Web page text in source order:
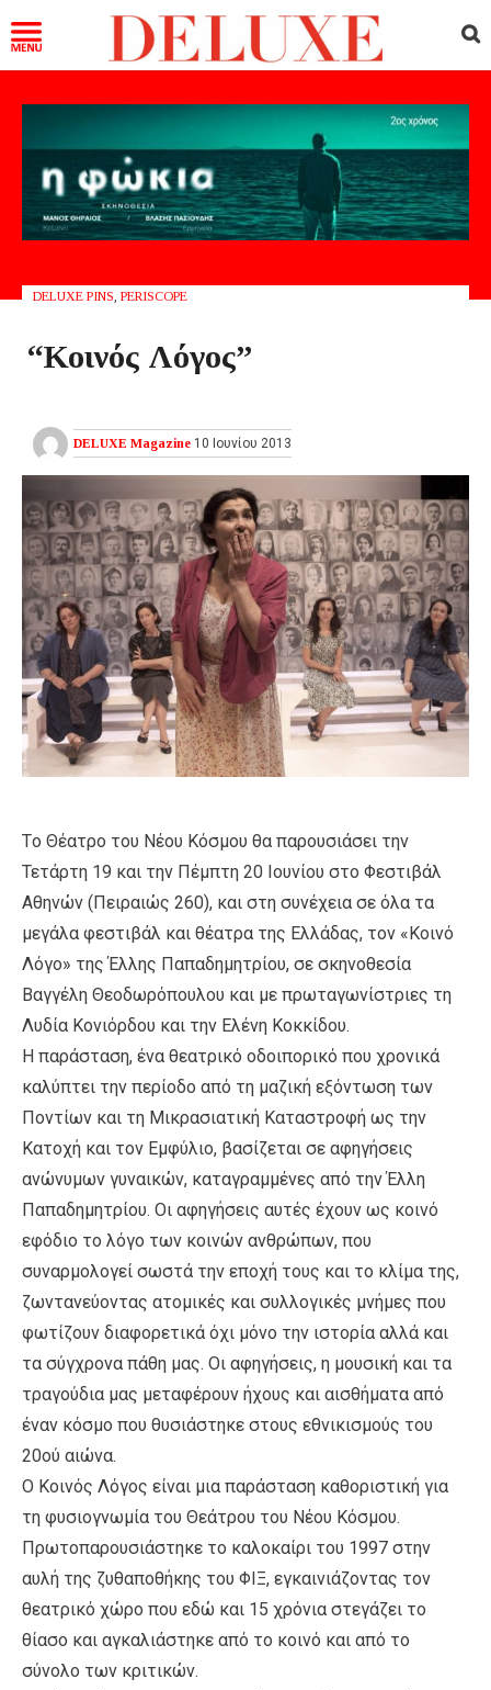
DELUXE PINS PERISCOPE
“Κοινός Λόγος”
DELUXE Magazine 10 Ιουνίου 2013
Τo Θέατρο του Νέου Κόσμου θα παρουσιάσει την
Τετάρτη 19 και την Πέμπτη 20 Ιουνίου στο Φεστιβάλ
Αθηνών (Πειραιώς 260), και στη συνέχεια σε όλα τα
μεγάλα φεστιβάλ και θέατρα της Ελλάδας, τον «Κοινό
Λόγο» της Έλλης Παπαδημητρίου, σε σκηνοθεσία
Βαγγέλη Θεοδωρόπουλου και με πρωταγωνίστριες τη
Λυδία Κονιόρδου και την Ελένη Κοκκίδου.
Η παράσταση, ένα θεατρικό οδοιπορικό που χρονικά
καλύπτει την περίοδο από τη μαζική εξόντωση των
Ποντίων και τη Μικρασιατική Καταστροφή ως την
Κατοχή και τον Εμφύλιο, βασίζεται σε αφηγήσεις
ανώνυμων γυναικών, καταγραμμένες από την Έλλη
Παπαδημητρίου. Οι αφηγήσεις αυτές έχουν ως κοινό
εφόδιο το λόγο των κοινών ανθρώπων, που
συναρμολογεί σωστά την εποχή τους και το κλίμα της,
ζωντανεύοντας ατομικές και συλλογικές μνήμες που
φωτίζουν διαφορετικά όχι μόνο την ιστορία αλλά και
τα σύγχρονα πάθη μας. Οι αφηγήσεις, η μουσική και τα
τραγούδια μας μεταφέρουν ήχους και αισθήματα από
έναν κόσμο που θυσιάστηκε στους εθνικισμούς του
20ού αιώνα.
Ο Κοινός Λόγος είναι μια παράσταση καθοριστική για
τη φυσιογνωμία του Θεάτρου του Νέου Κόσμου.
Πρωτοπαρουσιάστηκε το καλοκαίρι του 1997 στην
αυλή της ζυθαποθήκης του ΦΙΞ, εγκαινιάζοντας τον
θεατρικό χώρο που εδώ και 15 χρόνια στεγάζει το
θίασο και αγκαλιάστηκε από το κοινό και από το
σύνολο των κριτικών.